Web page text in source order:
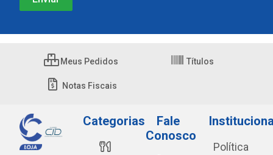
Meus Pedidos Títulos
Notas Fiscais
Categorias
Fale
Conosco
Política